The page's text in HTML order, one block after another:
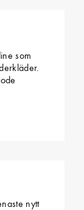
som
nytt